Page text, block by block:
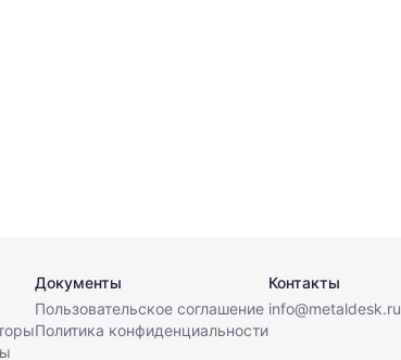
Документы
Пользовательское соглашение
Политика конфиденциальности
Контакты
info@metaldesk.ru